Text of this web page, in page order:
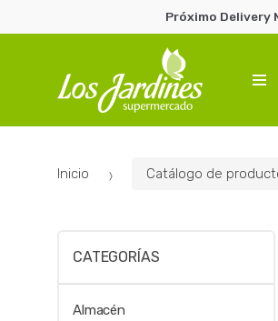
Próximo Delivery
Inicio Catálogo de
CATEGORÍAS
Almacén